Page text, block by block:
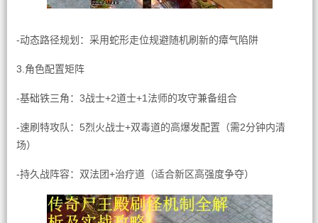
-动态路径规划：采用蛇形走位规避随机刷新的瘴气陷阱
3.角色配置矩阵
-基础铁三角：3战士+2道士+1法师的攻守兼备组合
-速刷特攻队：5烈火战士+双毒道的高爆发配置（需2分钟内清
场）
-持久战阵容：双法团+治疗道（适合新区高强度争夺）